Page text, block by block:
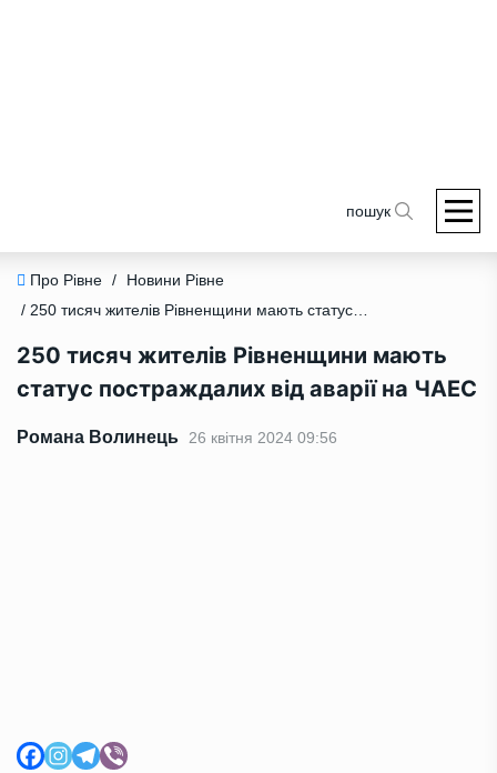
пошук
Про Рівне /
Новини Рівне
/ 250 тисяч жителів Рівненщини мають статус постраждалих від аварії на ЧАЕС
250 тисяч жителів Рівненщини мають
статус постраждалих від аварії на ЧАЕС
Романа Волинець 26 квітня 2024 09:56